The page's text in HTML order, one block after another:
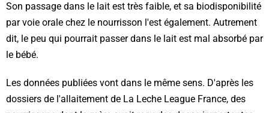
Son passage dans le lait est très faible, et sa biodisponibilité
par voie orale chez le nourrisson l'est également. Autrement
dit, le peu qui pourrait passer dans le lait est mal absorbé par
le bébé.
Les données publiées vont dans le même sens. D'après les
dossiers de l'allaitement de La Leche League France, des